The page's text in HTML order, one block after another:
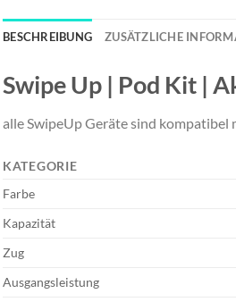
BESCHREIBUNG ZUSÄTZLICHE
Swipe Up | Pod Kit |
alle SwipeUp Geräte sind kompatibel
KATEGORIE
Farbe
Kapazität
Zug
Ausgangsleistung